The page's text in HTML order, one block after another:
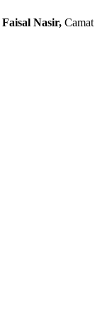
Faisal Nasir, Camat